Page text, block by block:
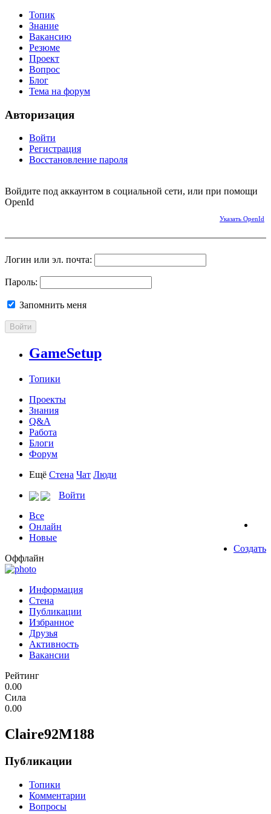
Топик
Знание
Вакансию
Резюме
Проект
Вопрос
Блог
Тема на форум
Авторизация
Войти
Регистрация
Восстановление пароля
Войдите под аккаунтом в социальной сети, или при помощи
OpenId
Указать OpenId
Логин или эл. почта:
Пароль:
Запомнить меня
Войти
GameSetup
Топики
Проекты
Знания
Q&A
Работа
Блоги
Форум
Ещё Стена Чат Люди
Войти
Все
Онлайн
Новые
Создать
Оффлайн
Информация
Стена
Публикации
Избранное
Друзья
Активность
Вакансии
Рейтинг
0.00
Сила
0.00
Claire92M188
Публикации
Топики
Комментарии
Вопросы